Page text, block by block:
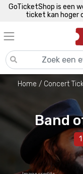
GoTicketShop is een
ticket kan hoger
Home Concert
Band